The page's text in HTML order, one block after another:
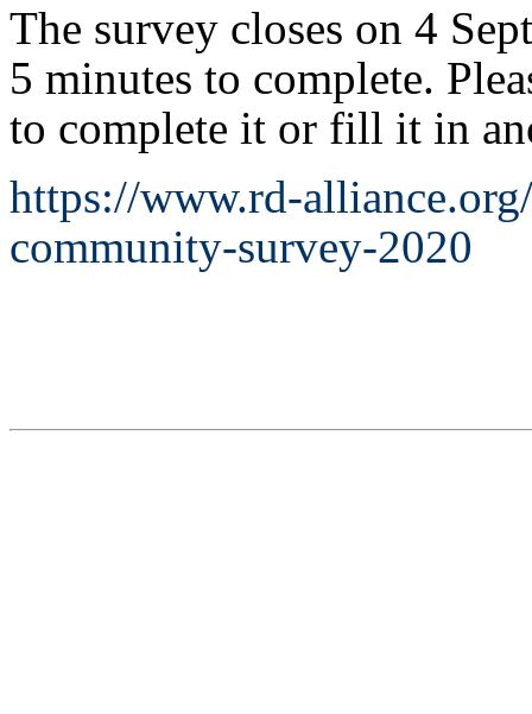
The survey closes on 4
5 minutes to complete.
to complete it or fill it in
https://www.rd-
community-survey-2020